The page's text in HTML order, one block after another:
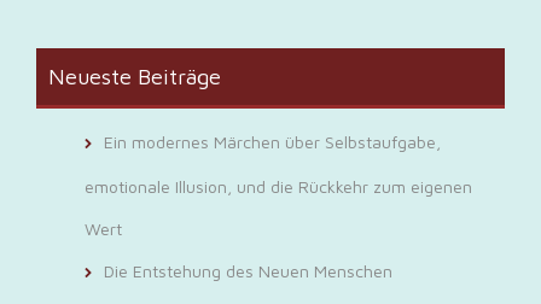
Neueste Beiträge
Ein modernes Märchen über Selbstaufgabe,
emotionale Illusion, und die Rückkehr zum eigenen
Wert
Die Entstehung des Neuen Menschen